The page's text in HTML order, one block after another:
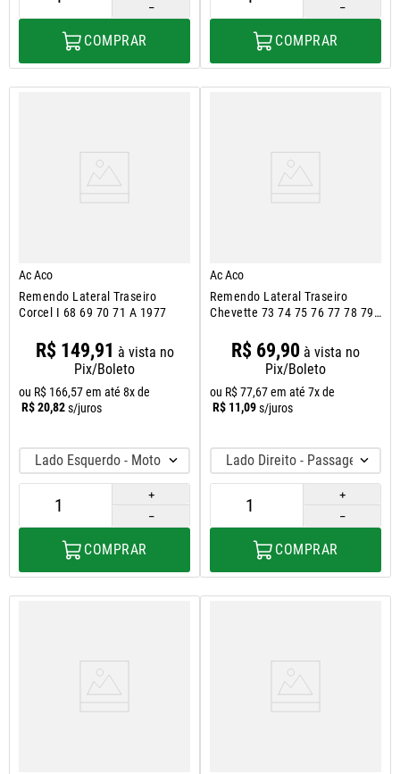
－
COMPRAR
－
COMPRAR
Ac Aco
Remendo Lateral Traseiro
Corcel I 68 69 70 71 A 1977
R$ 149,91 à vista no
Pix/Boleto
ou R$ 166,57em até 8x de
R$20,82s/juros
Lado Esquerdo - Motorista
＋
－
COMPRAR
Ac Aco
Remendo Lateral Traseiro
Chevette 73 74 75 76 77 78 79
R$ 69,90 à vista no
Pix/Boleto
ou R$77,67em até 7x de
R$ 11,09s/juros
Lado Direito - Passageiro
＋
－
COMPRAR